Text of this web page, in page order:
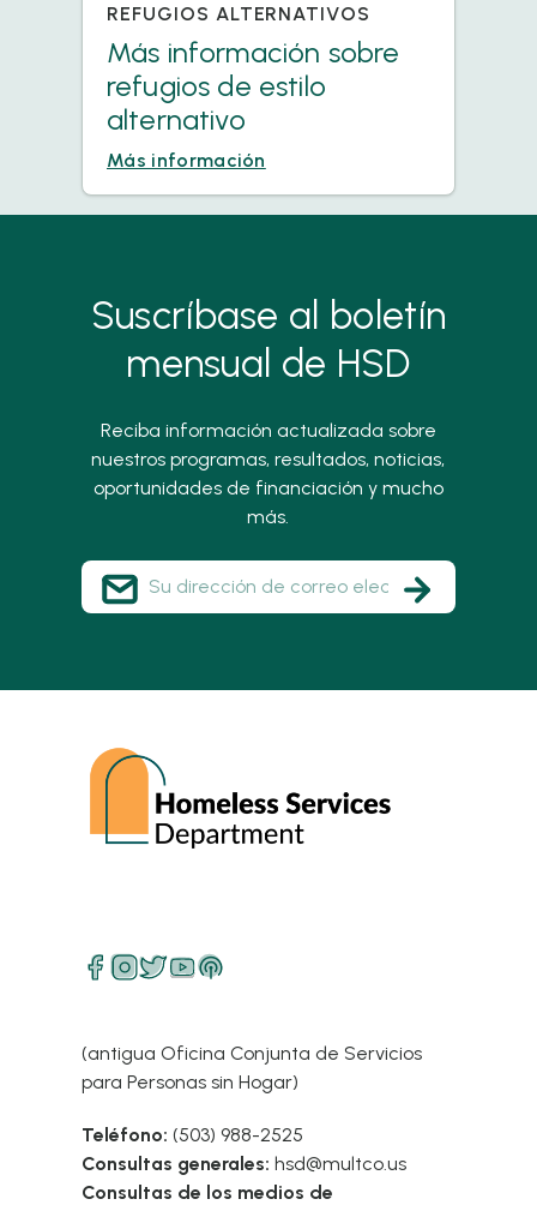
REFUGIOS ALTERNATIVOS
Más información sobre
refugios de estilo
alternativo
Más información
Suscríbase al boletín
mensual de HSD
Reciba información actualizada sobre
nuestros programas, resultados, noticias,
oportunidades de financiación y mucho
más.
(antigua Oficina Conjunta de Servicios
para Personas sin Hogar)
Teléfono: (503) 988-2525
Consultas generales: hsd@multco.us
Consultas de los medios de